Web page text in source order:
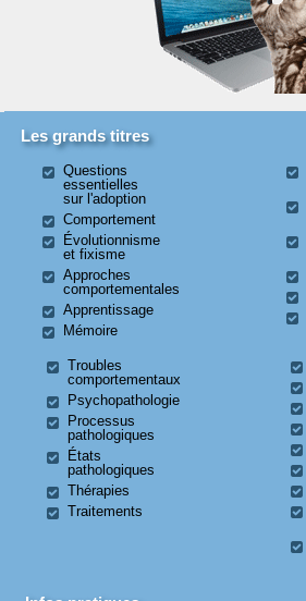
Les grands titres
Questions
essentielles
sur l'adoption
Comportement
Évolutionnisme
et fixisme
Approches
comportementales
Apprentissage
Mémoire
Troubles
comportementaux
Psychopathologie
Processus
pathologiques
États
pathologiques
Thérapies
Traitements